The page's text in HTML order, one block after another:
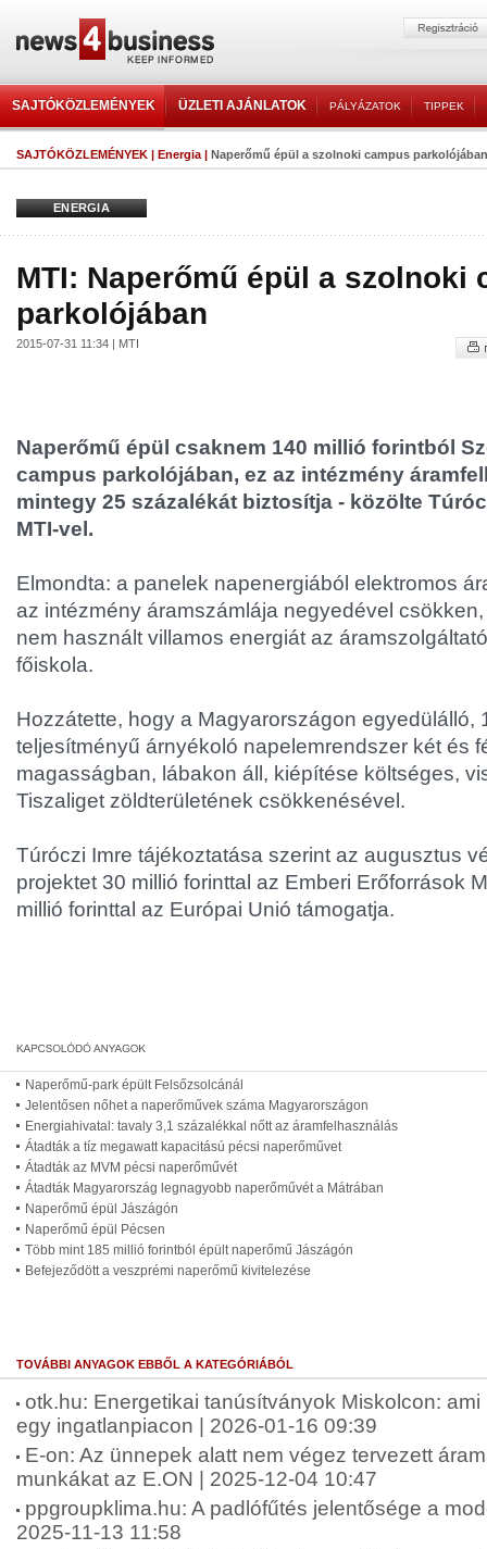
SAJTÓKÖZLEMÉNYEK ÜZLETI AJÁNLATOK PÁLYÁZATOK TIPPEK
SAJTÓKÖZLEMÉNYEK | Energia | Naperőmű épül a szolnoki campus parkolójában
ENERGIA
MTI: Naperőmű épül a szolnoki
parkolójában
2015-07-31 11:34 | MTI
Naperőmű épül csaknem 140 millió forintból
campus parkolójában, ez az intézmény
mintegy 25 százalékát biztosítja - közölte
MTI-vel.
Elmondta: a panelek napenergiából elektromos
az intézmény áramszámlája negyedével
nem használt villamos energiát az
főiskola.
Hozzátette, hogy a Magyarországon egyedülálló,
teljesítményű árnyékoló napelemrendszer két és
magasságban, lábakon áll, kiépítése költséges,
Tiszaliget zöldterületének csökkenésével.
Túróczi Imre tájékoztatása szerint az augusztus
projektet 30 millió forinttal az Emberi Erőforrások
millió forinttal az Európai Unió támogatja.
Naperőmű-park épült Felsőzsolcánál
Jelentősen nőhet a naperőművek száma Magyarországon
Energiahivatal: tavaly 3,1 százalékkal nőtt az áramfelhasználás
Átadták a tíz megawatt kapacitású pécsi naperőművet
Átadták az MVM pécsi naperőművét
Átadták Magyarország legnagyobb naperőművét a Mátrában
Naperőmű épül Jászágón
Naperőmű épül Pécsen
Több mint 185 millió forintból épült naperőmű Jászágón
Befejeződött a veszprémi naperőmű kivitelezése
TOVÁBBI ANYAGOK EBBŐL A KATEGÓRIÁBÓL
otk.hu: Energetikai tanúsítványok Miskolcon:
egy ingatlanpiacon | 2026-01-16 09:39
E-on: Az ünnepek alatt nem végez tervezett
munkákat az E.ON | 2025-12-04 10:47
ppgroupklima.hu: A padlófűtés jelentősége a
2025-11-13 11:58